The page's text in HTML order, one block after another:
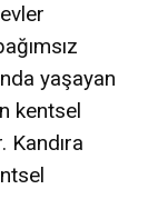
yaşayan
kentsel
Kandıra